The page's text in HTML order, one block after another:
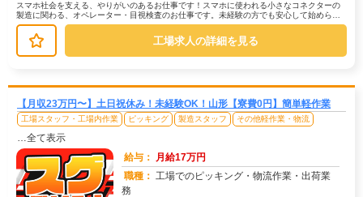
スマホ社会を支える、やりがいのあるお仕事です！スマホに使われる小さなコネクターの
製造に関わる、オペレーター・目視検査のお仕事です。未経験の方でも安心して始められ
るよう、研修があります。【具体的な...
工場求人の詳細を見る
【月収23万円〜】土日祝休み！未経験OK！山形【寮費0円】簡単軽作業
工場スタッフ・工場内作業 ピッキング 製造スタッフ その他軽作業・物流
…全て表示
給与： 月給17万円
職種： 工場でのピッキング・物流作業・出荷業
務